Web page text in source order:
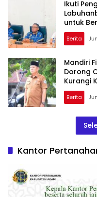
Ikuti
untuk
Berita
Mandiri
Dorong
Kurangi
Berita
Kantor